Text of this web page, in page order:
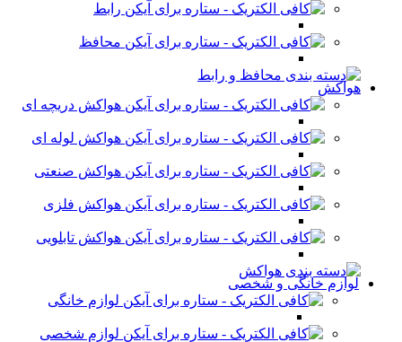
رابط
محافظ
هواکش
هواکش دریچه ای
هواکش لوله ای
هواکش صنعتی
هواکش فلزی
هواکش تابلویی
لوازم خانگی و شخصی
لوازم خانگی
لوازم شخصی